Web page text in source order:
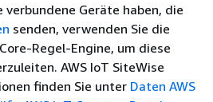
verbundene Geräte haben, die
senden, verwenden Sie die
Regel-Engine, um diese
AWS IoT SiteWise
finden Sie unter Daten AWS